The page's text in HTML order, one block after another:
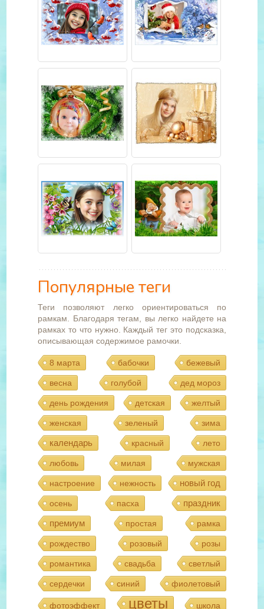
Популярные теги
Теги позволяют легко ориентироваться по
рамкам. Благодаря тегам, вы легко найдете на
рамках то что нужно. Каждый тег это подсказка,
описывающая содержимое рамочки.
8 марта бабочки бежевый
весна голубой дед мороз
день рождения детская желтый
женская зеленый зима
календарь красный лето
любовь милая мужская
настроение нежность новый год
осень пасха
праздник
премиум
простая рамка
рождество розовый розы
романтика свадьба светлый
сердечки синий фиолетовый
фотоэффект цветы школа